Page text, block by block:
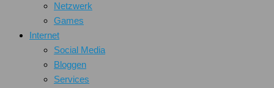
Netzwerk
Games
Internet
Social Media
Bloggen
Services